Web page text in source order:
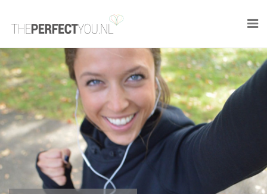

KNAPLEKKER
FOOD
SPORT
DROOM HOME